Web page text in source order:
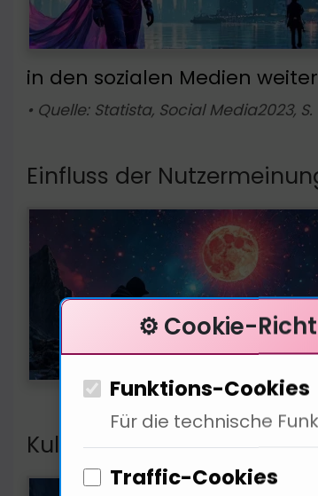
in den sozialen Medien
• Quelle: Statista, Social Media2023, S.
Einfluss der
Kulturelle Auswirkungen
⚙️ Cookie-
Funktions-Cookies
Für die technische
Traffic-Cookies